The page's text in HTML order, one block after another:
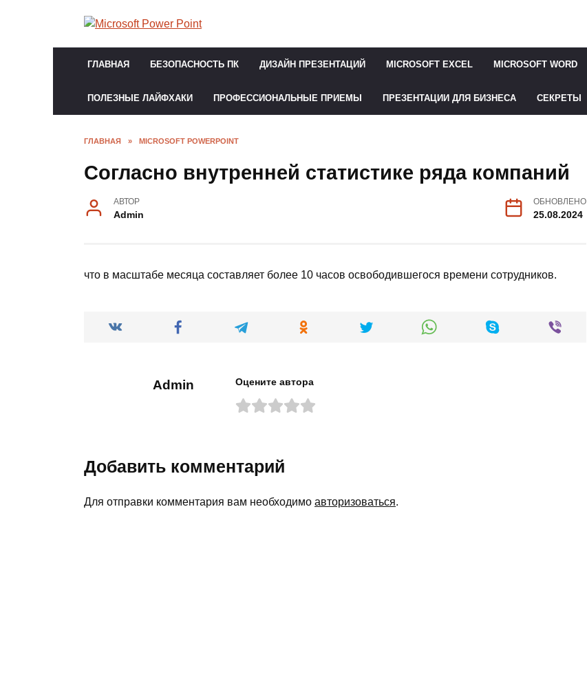
ГЛАВНАЯ БЕЗОПАСНОСТЬ ПК ДИЗАЙН ПРЕЗЕНТАЦИЙ MICROSOFT EXCEL MICROSOFT WORD
ПОЛЕЗНЫЕ ЛАЙФХАКИ ПРОФЕССИОНАЛЬНЫЕ ПРИЕМЫ ПРЕЗЕНТАЦИИ ДЛЯ БИЗНЕСА СЕКРЕТЫ
ГЛАВНАЯ » MICROSOFT POWERPOINT
Согласно внутренней статистике ряда компаний
АВТОР
Admin
ОБНОВЛЕНО
25.08.2024
что в масштабе месяца составляет более 10 часов освободившегося времени сотрудников.
Admin Оцените автора
Добавить комментарий
Для отправки комментария вам необходимо авторизоваться.